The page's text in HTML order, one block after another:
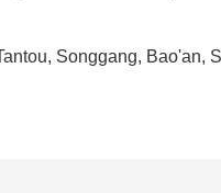
Songgang, Bao'an,